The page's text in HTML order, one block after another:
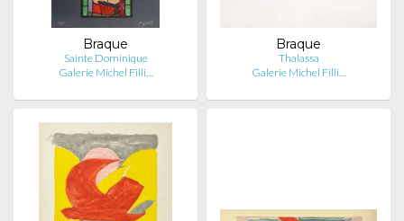
Braque
Sainte Dominique
Galerie Michel Filli…
Braque
Thalassa
Galerie Michel Filli…